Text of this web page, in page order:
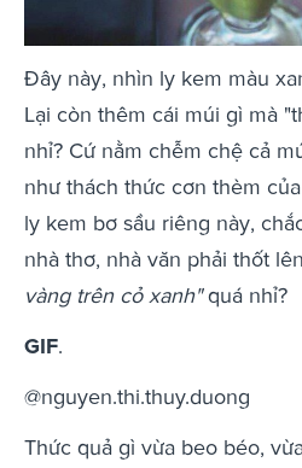
Đây này, nhìn ly kem màu
Lại còn thêm cái múi gì mà
nhỉ? Cứ nằm chễm chệ cả
như thách thức cơn thèm
ly kem bơ sầu riêng này,
nhà thơ, nhà văn phải thốt
vàng trên cỏ xanh"quá nhỉ?
GIF.
@nguyen.thi.thuy.duong
Thức quả gì vừa beo béo,